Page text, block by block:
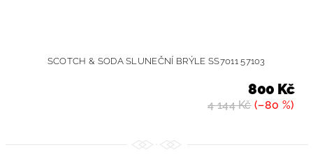
SCOTCH & SODA SLUNEČNÍ BRÝLE SS7011 57103
4 144 Kč(–80 %)
800 Kč